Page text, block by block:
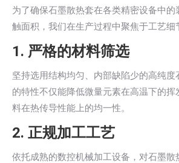
为了确保石墨散热套在各类精密设备中
触面积，我们在生产过程中聚焦于工艺细
1. 严格的材料筛选
坚持选用结构均匀、内部缺陷少的高纯
的特性不仅能降低微量元素在高温下的
料在热传导性能上的均一性。
2. 正规加工工艺
依托成熟的数控机械加工设备，对石墨散